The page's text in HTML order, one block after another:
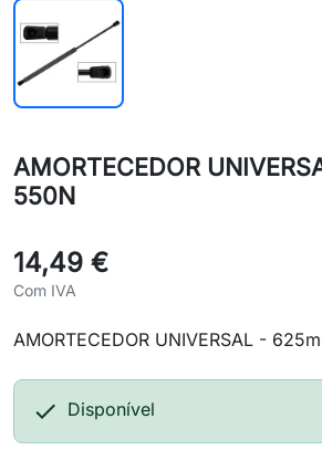
AMORTECEDOR
550N
14,49 €
Com IVA
AMORTECEDOR UNIVERSAL -
 Disponível